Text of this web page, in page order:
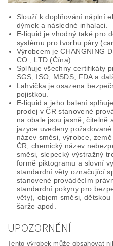
Slouží k doplňování náplní
dýmek a následné inhalaci.
E-liquid je vhodný také pro
systému pro tvorbu páry
Výrobcem je CHANGNING
CO., LTD (Čína).
Splňuje všechny certifikáty
SGS, ISO, MSDS, FDA a
Lahvička je osazena
pojistkou.
E-liquid a jeho balení
prodej v ČR stanovené
na obale jsou jasně, čitelně
jazyce uvedeny
název směsi, výrobce,
ČR, chemický název
směsi, slepecký výstražný
formě piktogramu a slovní
standardní věty označující
stanovené prováděcím
standardní pokyny pro
věty), objem směsi,
šarže apod.
UPOZORNĚNÍ
Tento výrobek může obsahovat